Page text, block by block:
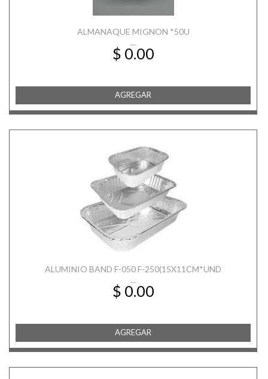
ALMANAQUE MIGNON *50U
...
$ 0.00
AGREGAR
ALUMINIO BAND F-050 F-250(15X11CM*UND
...
$ 0.00
AGREGAR